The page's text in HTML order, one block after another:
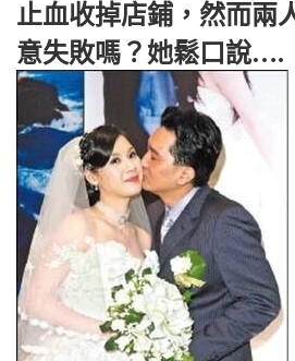
止血收掉店鋪，然而兩
意失敗嗎？她鬆口說….